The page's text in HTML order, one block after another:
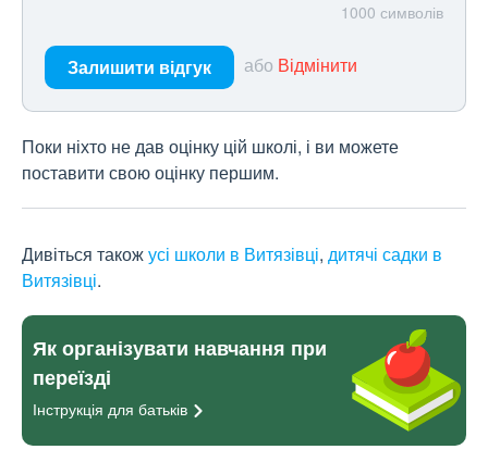
1000 символів
Залишити відгук або Відмінити
Поки ніхто не дав оцінку цій школі, і ви можете
поставити свою оцінку першим.
Дивіться такожусі школи в Витязівці, дитячі садки в
Витязівці.
Як організувати навчання при
переїзді
Інструкція для батьків